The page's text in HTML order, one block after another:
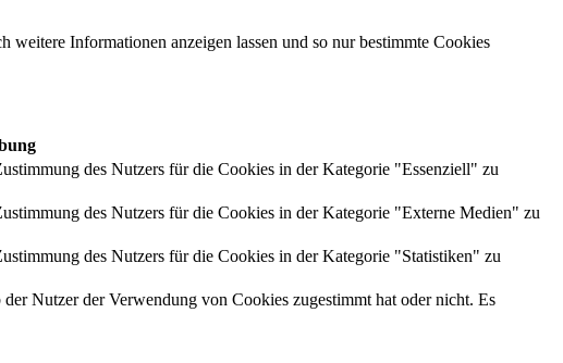
Informationen anzeigen lassen und so nur bestimmte Cookies
des Nutzers für die Cookies in der Kategorie "Essenziell" zu
des Nutzers für die Cookies in der Kategorie "Externe Medien" zu
des Nutzers für die Cookies in der Kategorie "Statistiken" zu
Nutzer der Verwendung von Cookies zugestimmt hat oder nicht. Es